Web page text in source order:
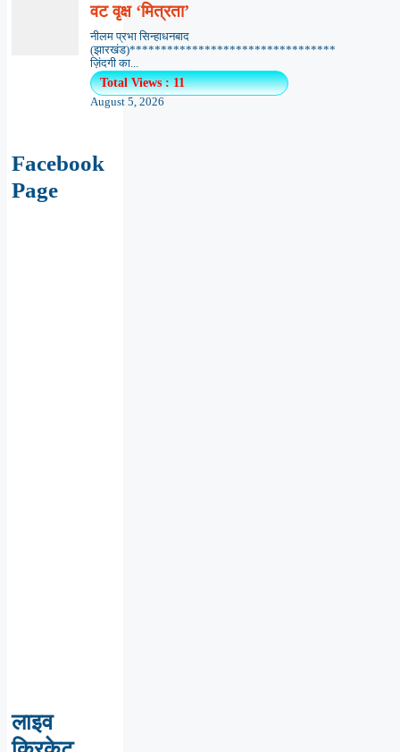
वट वृक्ष ‘मित्रता’
नीलम प्रभा सिन्हाधनबाद
(झारखंड)*********************************
ज़िंदगी का...
Total Views : 11
August 5, 2026
Facebook
Page
लाइव